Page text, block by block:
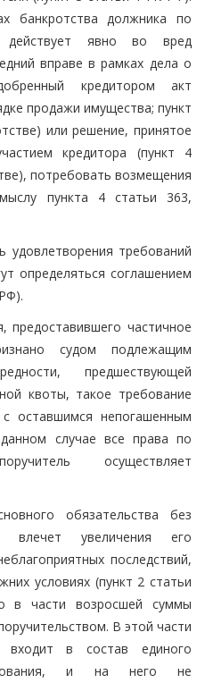
банкротства должника по
действует явно во вред
вправе в рамках дела о
кредитором акт
продажи имущества; пункт
или решение, принятое
кредитора (пункт 4
потребовать возмещения
пункта 4 статьи 363,
удовлетворения требований
определяться соглашением
предоставившего частичное
судом подлежащим
предшествующей
квоты, такое требование
оставшимся непогашенным
случае все права по
осуществляет
обязательства без
влечет увеличения его
последствий,
условиях (пункт 2 статьи
в части возросшей суммы
В этой части
входит в состав единого
и на него не